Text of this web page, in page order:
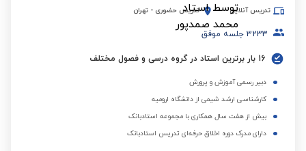
تدریس آنلاین تدریس حضوری - تهران
3233 جلسه موفق
16 بار برترین استاد در گروه درسی و فصول مختلف
دبیر رسمی آموزش و پرورش
کارشناسی ارشد شیمی از دانشگاه ارومیه
بیش از هفت سال همکاری با مجموعه استادبانک
دارای مدرک دوره اخلاق حرفه‌ای تدریس استادبانک